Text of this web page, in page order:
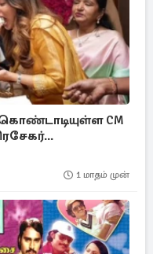
CM
1 மாதம் முன்